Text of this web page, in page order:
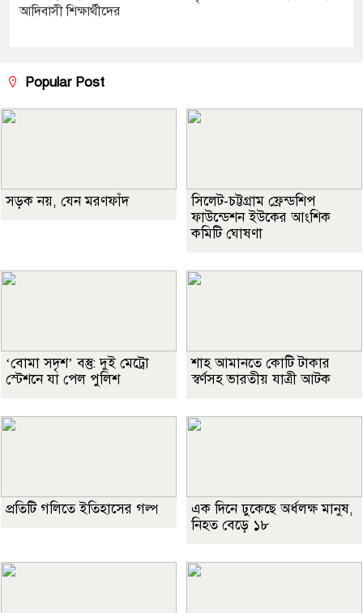
আদিবাসী শিক্ষার্থীদের
Popular Post
সড়ক নয়, যেন মরণফাঁদ
সিলেট-চট্টগ্রাম ফ্রেন্ডশিপ
ফাউন্ডেশন ইউকের আংশিক
কমিটি ঘোষণা
‘বোমা সদৃশ’ বস্তু: দুই মেট্রো
স্টেশনে যা পেল পুলিশ
শাহ আমানতে কোটি টাকার
স্বর্ণসহ ভারতীয় যাত্রী আটক
প্রতিটি গলিতে ইতিহাসের গল্প
এক দিনে ঢুকেছে অর্ধলক্ষ মানুষ,
নিহত বেড়ে ১৮